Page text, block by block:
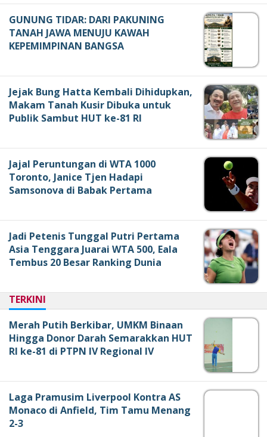
GUNUNG TIDAR: DARI PAKUNING
TANAH JAWA MENUJU KAWAH
KEPEMIMPINAN BANGSA
Jejak Bung Hatta Kembali Dihidupkan,
Makam Tanah Kusir Dibuka untuk
Publik Sambut HUT ke-81 RI
Jajal Peruntungan di WTA 1000
Toronto, Janice Tjen Hadapi
Samsonova di Babak Pertama
Jadi Petenis Tunggal Putri Pertama
Asia Tenggara Juarai WTA 500, Eala
Tembus 20 Besar Ranking Dunia
TERKINI
Merah Putih Berkibar, UMKM Binaan
Hingga Donor Darah Semarakkan HUT
RI ke-81 di PTPN IV Regional IV
Laga Pramusim Liverpool Kontra AS
Monaco di Anfield, Tim Tamu Menang
2-3